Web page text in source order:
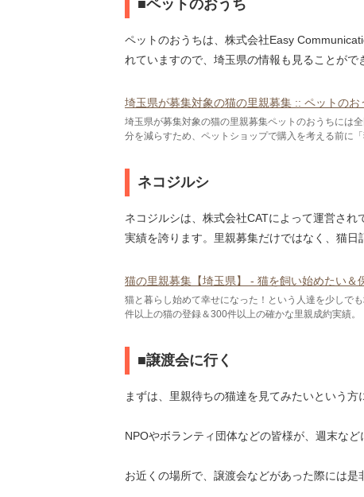
■ペットのおうち
ペットのおうちは、株式会社Easy
れていますので、埼玉県の情報も見ることがで
埼玉県が募集対象の猫の里親募集 :: ペットのお
埼玉県が募集対象の猫の里親募集ペットのおうちには
分を減らすため、ペットショップで購入を考える前に
ネコジルシ
ネコジルシは、株式会社CATによって運営さ
実績を誇ります。里親募集だけではなく、猫日
猫の里親募集【埼玉県】 - 猫を飼い始めたい＆
猫と暮らし始めて幸せになった！という人達を少しで
件以上の猫の登録＆300件以上の確かな里親成約実績。
■譲渡会に行く
まずは、里親待ちの猫達を見てみたいという方
NPOやボランティ団体などの皆様が、週末など
お近くの場所で、譲渡会などがあった際には是